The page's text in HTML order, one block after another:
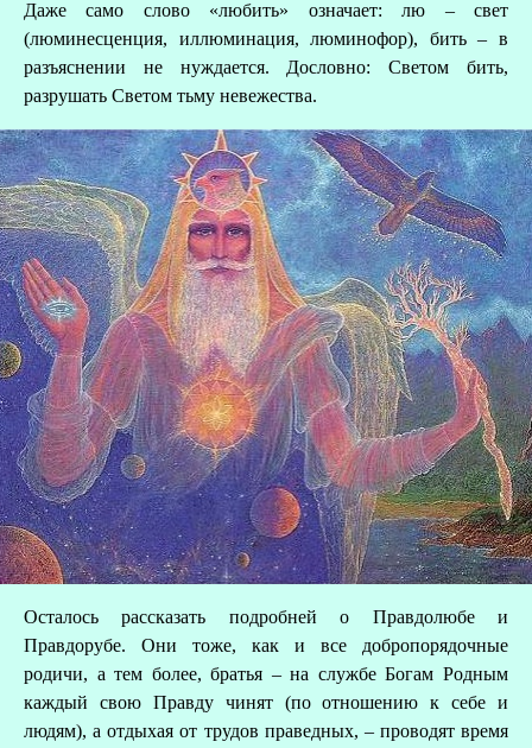
Даже само слово «любить» означает: лю – свет
(люминесценция, иллюминация, люминофор), бить – в
разъяснении не нуждается. Дословно: Светом бить,
разрушать Светом тьму невежества.
Осталось рассказать подробней о Правдолюбе и
Правдорубе. Они тоже, как и все добропорядочные
родичи, а тем более, братья – на службе Богам Родным
каждый свою Правду чинят (по отношению к себе и
людям), а отдыхая от трудов праведных, – проводят время